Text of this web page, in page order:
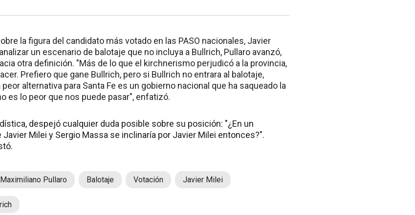
la figura del candidato más votado en las PASO nacionales, Javier
un escenario de balotaje que no incluya a Bullrich, Pullaro avanzó,
otra definición. "Más de lo que el kirchnerismo perjudicó a la provincia,
Prefiero que gane Bullrich, pero si Bullrich no entrara al balotaje,
alternativa para Santa Fe es un gobierno nacional que ha saqueado la
es lo peor que nos puede pasar", enfatizó.
despejó cualquier duda posible sobre su posición: "¿En un
Milei y Sergio Massa se inclinaría por Javier Milei entonces?".
Maximiliano Pullaro Balotaje Votación Javier Milei